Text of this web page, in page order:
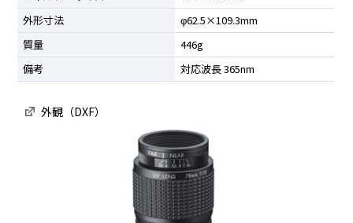
外観（DXF）
外形寸法
φ62.5×109.3mm
質量
446g
備考
対応波長 365nm